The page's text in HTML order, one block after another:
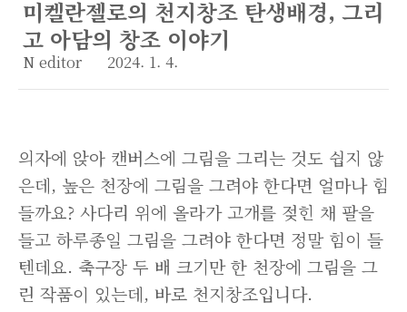
미켈란젤로의 천지창조 탄생배경, 그리
고 아담의 창조 이야기
N editor 2024. 1. 4.
의자에 앉아 캔버스에 그림을 그리는 것도 쉽지 않
은데, 높은 천장에 그림을 그려야 한다면 얼마나 힘
들까요? 사다리 위에 올라가 고개를 젖힌 채 팔을
들고 하루종일 그림을 그려야 한다면 정말 힘이 들
텐데요. 축구장 두 배 크기만 한 천장에 그림을 그
린 작품이 있는데, 바로 천지창조입니다.